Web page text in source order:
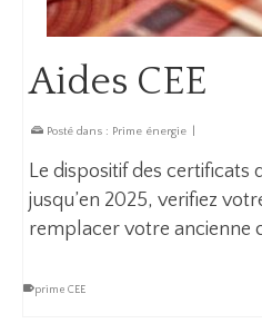
Aides CEE
Posté dans : Prime énergie
Le dispositif des certificats
jusqu’en 2025, verifiez
remplacer votre ancienne
prime CEE